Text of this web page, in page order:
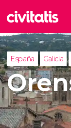
España Galicia